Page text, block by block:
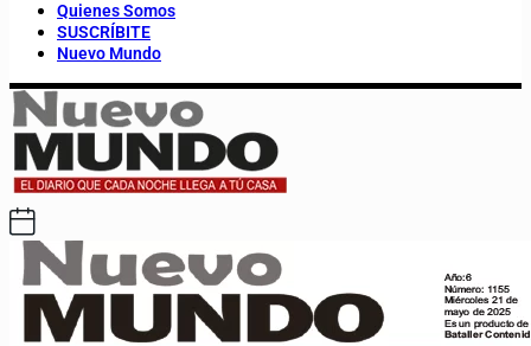
Quienes Somos
SUSCRÍBITE
Nuevo Mundo